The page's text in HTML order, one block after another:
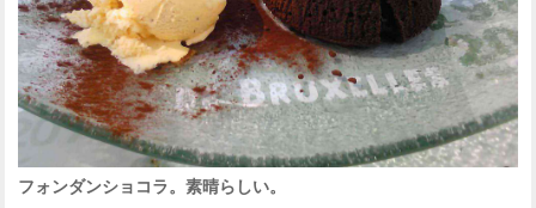
フォンダンショコラ。素晴らしい。